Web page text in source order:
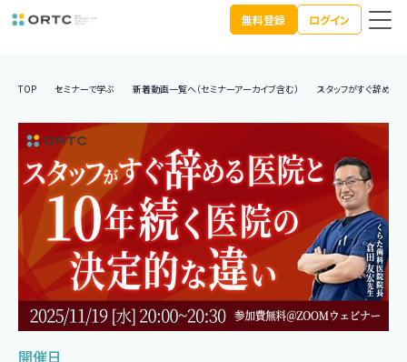
無料登録 ログイン
TOP セミナーで学ぶ 新着動画一覧へ（セミナーアーカイブ含む） スタッフがすぐ辞める
開催日